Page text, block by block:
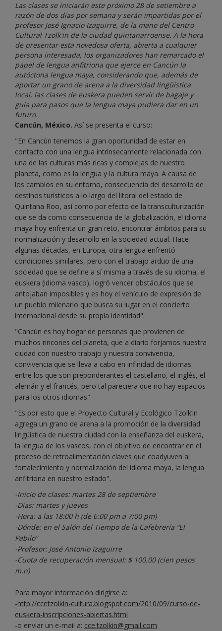
Las clases se iniciarán este próximo 28 de setiembre a
razón de dos días por semana y serán impartidas por el
profesor José Ignacio Izaguirre, de la mano del Centro
Cultural Tzolk'in de la ciudad quintanarroense. A la hora
de presentar esta novedosa oferta, abierta a cualquier
persona interesada, los organizadores han remarcado el
papel de lengua anfitriona que ejerce en Cancún la
autóctona lengua maya, considerando que, además de
aportar un grano de arena a la diversidad lingüística
local, las clases de euskera pueden servir de bagaje y
guía para pasos que la lengua maya pudiera dar en un
futuro.
Cancún, México. Así se presenta el curso:
"En Cancún tenemos la gran oportunidad de estar en
contacto con una lengua intrínsecamente relacionada con
una de las culturas más ricas y complejas de nuestro
planeta, como es la lengua y la cultura maya. A causa de
los cambios en su entorno, consecuencia del desarrollo de
destinos turísticos a lo largo del litoral del estado de
Quintana Roo, así como por efecto de la transculturización
que se da como consecuencia de la globalización, el idioma
maya hoy enfrenta un gran reto, encontrar ámbitos para su
normalización y desarrollo en la sociedad actual. Hace
algunas décadas, en Europa, otra lengua enfrentó
condiciones similares, pero con el trabajo arduo de una
sociedad que se define a sí misma a través de su idioma, el
euskera (idioma vasco), logró vencer obstáculos que se
antojaban imposibles y es hoy el vehículo de expresión de
un pueblo milenario que busca su lugar en el concierto
internacional desde su propia identidad".
"Cancún es hoy hogar de personas que provienen de
muchos rincones del planeta, que a diario forjamos nuestra
ciudad con nuestro trabajo y nuestra convivencia,
convivencia que se lleva a cabo en infinidad de idiomas
entre los que son preponderantes el castellano, el inglés, el
alemán y el francés, pero tal pareciera que no hay espacios
para los otros idiomas".
"Es por esto que el Proyecto Cultural y Ecológico Tzolk’in
agrega un grano de arena a la promoción de la diversidad
lingüística de nuestra ciudad con la enseñanza del euskera,
la lengua de los vascos, con el objetivo de encontrar en el
proceso de retroalimentación claves que coadyuven al
fortalecimiento y normalización del idioma maya, la lengua
anfitriona en nuestro estado".
-Inicio de clases: martes 28 de septiembre
-Días: martes y jueves
-Hora: a las 18:00 h (de 6:00 pm a 7:00 pm)
-Dónde: en el Salón del Tiempo de la Cafebrería “El
Pabilo”
-Profesor: José Antonio Izaguirre
-Cuota de recuperación mensual: $ 100.00 (cien pesos
m.n)
Para mayor información dirigirse a:
-http://ccetzolkin-cultura.blogspot.com/2010/09/curso-de-
euskera-inscripciones-abiertas.html
-o enviar un e-mail a: cce.tzolkin@gmail.com